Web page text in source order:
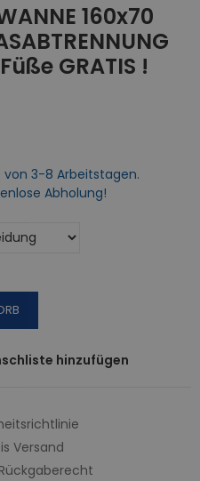
160x70
GRATIS !
von 3-8 Arbeitstagen.
Abholung!
hinzufügen
Versand